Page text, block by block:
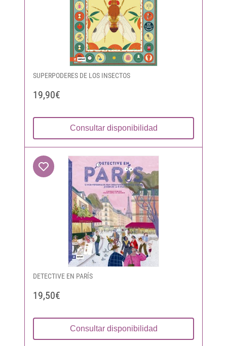
SUPERPODERES DE LOS INSECTOS
19,90€
Consultar disponibilidad
DETECTIVE EN PARÍS
19,50€
Consultar disponibilidad